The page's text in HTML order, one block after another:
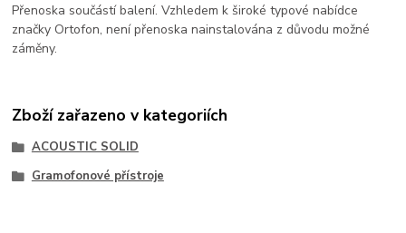
Přenoska součástí balení. Vzhledem k široké typové nabídce
značky Ortofon, není přenoska nainstalována z důvodu možné
záměny.
Zboží zařazeno v kategoriích
ACOUSTIC SOLID
Gramofonové přístroje